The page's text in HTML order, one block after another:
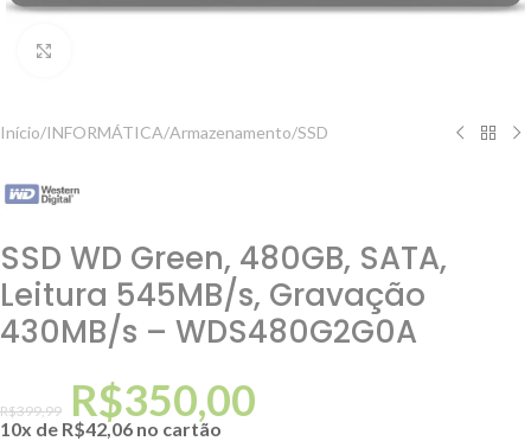
Início/INFORMÁTICA/Armazenamento/SSD
SSD WD Green, 480GB, SATA,
Leitura 545MB/s, Gravação
430MB/s – WDS480G2G0A
R$399,99 R$350,00
10x de R$42,06 no cartão